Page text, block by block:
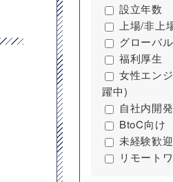
設立年数
上場/非上
グローバル
福利厚生
女性エン
躍中)
自社内開
BtoC向け
未経験歓迎
リモート